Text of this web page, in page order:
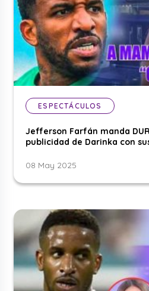
ESPECTÁCULOS
Jefferson Farfán manda
publicidad de Darinka con
08 May 2025